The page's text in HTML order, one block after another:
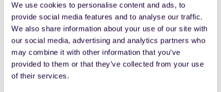
We use cookies to personalise content and ads, to
provide social media features and to analyse our traffic.
We also share information about your use of our site with
our social media, advertising and analytics partners who
may combine it with other information that you’ve
provided to them or that they’ve collected from your use
of their services.
implémentation réussie et, à terme, une bonne adoption
de l’outil.
#3 S’engager sur le respect du planning projet
et sur les livrables attendus
Il est important de fixer des échéances claires pour